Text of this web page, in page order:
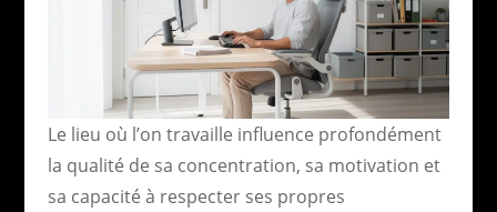
Le lieu où l’on travaille influence profondément
la qualité de sa concentration, sa motivation et
sa capacité à respecter ses propres